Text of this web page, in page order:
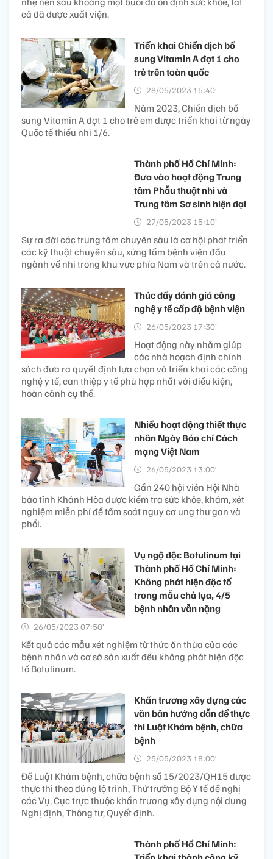
cả đã được xuất viện.
Triển khai Chiến dịch bổ
sung Vitamin A đợt 1 cho
trẻ trên toàn quốc
28/05/2023 15:40’
Năm 2023, Chiến dịch bổ
sung Vitamin A đợt 1 cho trẻ em được triển khai từ ngày
Quốc tế thiếu nhi 1/6.
Thành phố Hồ Chí Minh:
Đưa vào hoạt động Trung
tâm Phẫu thuật nhi và
Trung tâm Sơ sinh hiện đại
27/05/2023 15:10’
Sự ra đời các trung tâm chuyên sâu là cơ hội phát triển
các kỹ thuật chuyên sâu, xứng tầm bệnh viện đầu
ngành về nhi trong khu vực phía Nam và trên cả nước.
Thúc đẩy đánh giá công
nghệ y tế cấp độ bệnh viện
26/05/2023 17:30’
Hoạt động này nhằm giúp
các nhà hoạch định chính
sách đưa ra quyết định lựa chọn và triển khai các công
nghệ y tế, can thiệp y tế phù hợp nhất với điều kiện,
hoàn cảnh cụ thể.
Nhiều hoạt động thiết thực
nhân Ngày Báo chí Cách
mạng Việt Nam
26/05/2023 13:00’
Gần 240 hội viên Hội Nhà
báo tỉnh Khánh Hòa được kiểm tra sức khỏe, khám, xét
nghiệm miễn phí để tầm soát nguy cơ ung thư gan và
phổi.
Vụ ngộ độc Botulinum tại
Thành phố Hồ Chí Minh:
Không phát hiện độc tố
trong mẫu chả lụa, 4/5
bệnh nhân vẫn nặng
26/05/2023 07:50’
Kết quả các mẫu xét nghiệm từ thức ăn thừa của các
bệnh nhân và cơ sở sản xuất đều không phát hiện độc
tố Botulinum.
Khẩn trương xây dựng các
văn bản hướng dẫn để thực
thi Luật Khám bệnh, chữa
bệnh
25/05/2023 18:00’
Để Luật Khám bệnh, chữa bệnh số 15/2023/QH15 được
thực thi theo đúng lộ trình, Thứ trưởng Bộ Y tế đề nghị
các Vụ, Cục trực thuộc khẩn trương xây dựng nội dung
Nghị định, Thông tư, Quyết định.
Thành phố Hồ Chí Minh: